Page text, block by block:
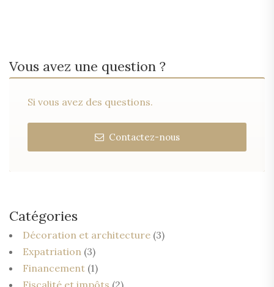
Vous avez une question ?
Si vous avez des questions.
Contactez-nous
Catégories
Décoration et architecture (3)
Expatriation (3)
Financement (1)